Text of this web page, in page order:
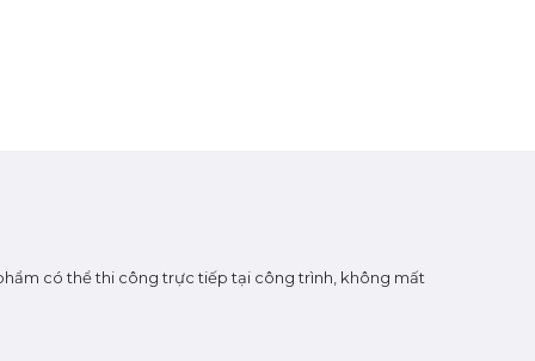
có thể thi công trực tiếp tại công trình, không mất